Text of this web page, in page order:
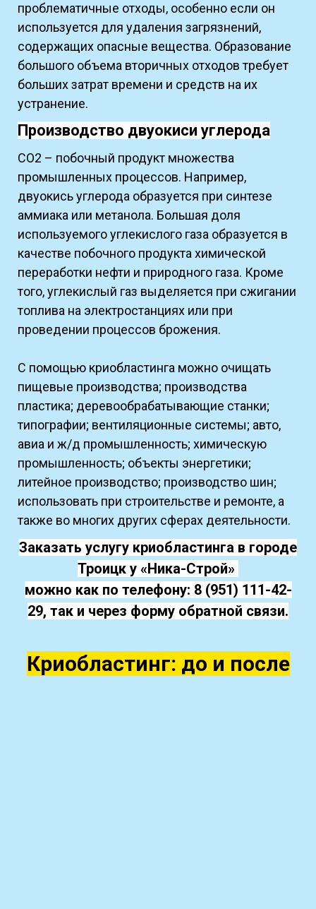
проблематичные отходы, особенно если он
используется для удаления загрязнений,
содержащих опасные вещества. Образование
большого объема вторичных отходов требует
больших затрат времени и средств на их
устранение.
Производство двуокиси углерода
CO2 – побочный продукт множества
промышленных процессов. Например,
двуокись углерода образуется при синтезе
аммиака или метанола. Большая доля
используемого углекислого газа образуется в
качестве побочного продукта химической
переработки нефти и природного газа. Кроме
того, углекислый газ выделяется при сжигании
топлива на электростанциях или при
проведении процессов брожения.
С помощью криобластинга можно очищать
пищевые производства; производства
пластика; деревообрабатывающие станки;
типографии; вентиляционные системы; авто,
авиа и ж/д промышленность; химическую
промышленность; объекты энергетики;
литейное производство; производство шин;
использовать при строительстве и ремонте, а
также во многих других сферах деятельности.
Заказать услугу криобластинга в городе
Троицк у «Ника-Строй»
можно как по телефону: 8 (951) 111-42-
29, так и через форму обратной связи.
Криобластинг: до и после